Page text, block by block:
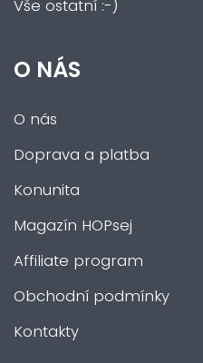
Vše ostatní :-)
O NÁS
O nás
Doprava a platba
Konunita
Magazín HOPsej
Affiliate program
Obchodní podmínky
Kontakty